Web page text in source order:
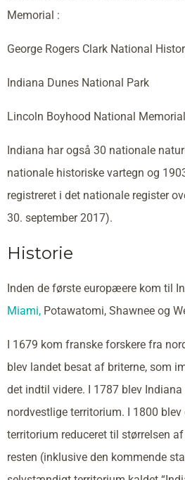
Memorial :
George Rogers Clark National
Indiana Dunes National Park
Lincoln Boyhood National Memorial
Indiana har også 30 nationale
nationale historiske vartegn og
registreret i det nationale register
30. september 2017).
Historie
Inden de første europæere kom til
Miami, Potawatomi, Shawnee og
I 1679 kom franske forskere fra
blev landet besat af briterne, som
det indtil videre. I 1787 blev
nordvestlige territorium. I 1800
territorium reduceret til størrelsen
resten (inklusive den kommende